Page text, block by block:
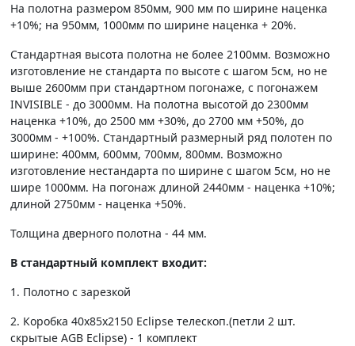
На полотна размером 850мм, 900 мм по ширине наценка
+10%; на 950мм, 1000мм по ширине наценка + 20%.
Стандартная высота полотна не более 2100мм. Возможно
изготовление не стандарта по высоте с шагом 5см, но не
выше 2600мм при стандартном погонаже, с погонажем
INVISIBLE - до 3000мм. На полотна высотой до 2300мм
наценка +10%, до 2500 мм +30%, до 2700 мм +50%, до
3000мм - +100%. Стандартный размерный ряд полотен по
ширине: 400мм, 600мм, 700мм, 800мм. Возможно
изготовление нестандарта по ширине с шагом 5см, но не
шире 1000мм. На погонаж длиной 2440мм - наценка +10%;
длиной 2750мм - наценка +50%.
Толщина дверного полотна - 44 мм.
В стандартный комплект входит:
1. Полотно c зарезкой
2. Коробка 40х85х2150 Eclipse телескоп.(петли 2 шт.
скрытые AGB Eclipse) - 1 комплект